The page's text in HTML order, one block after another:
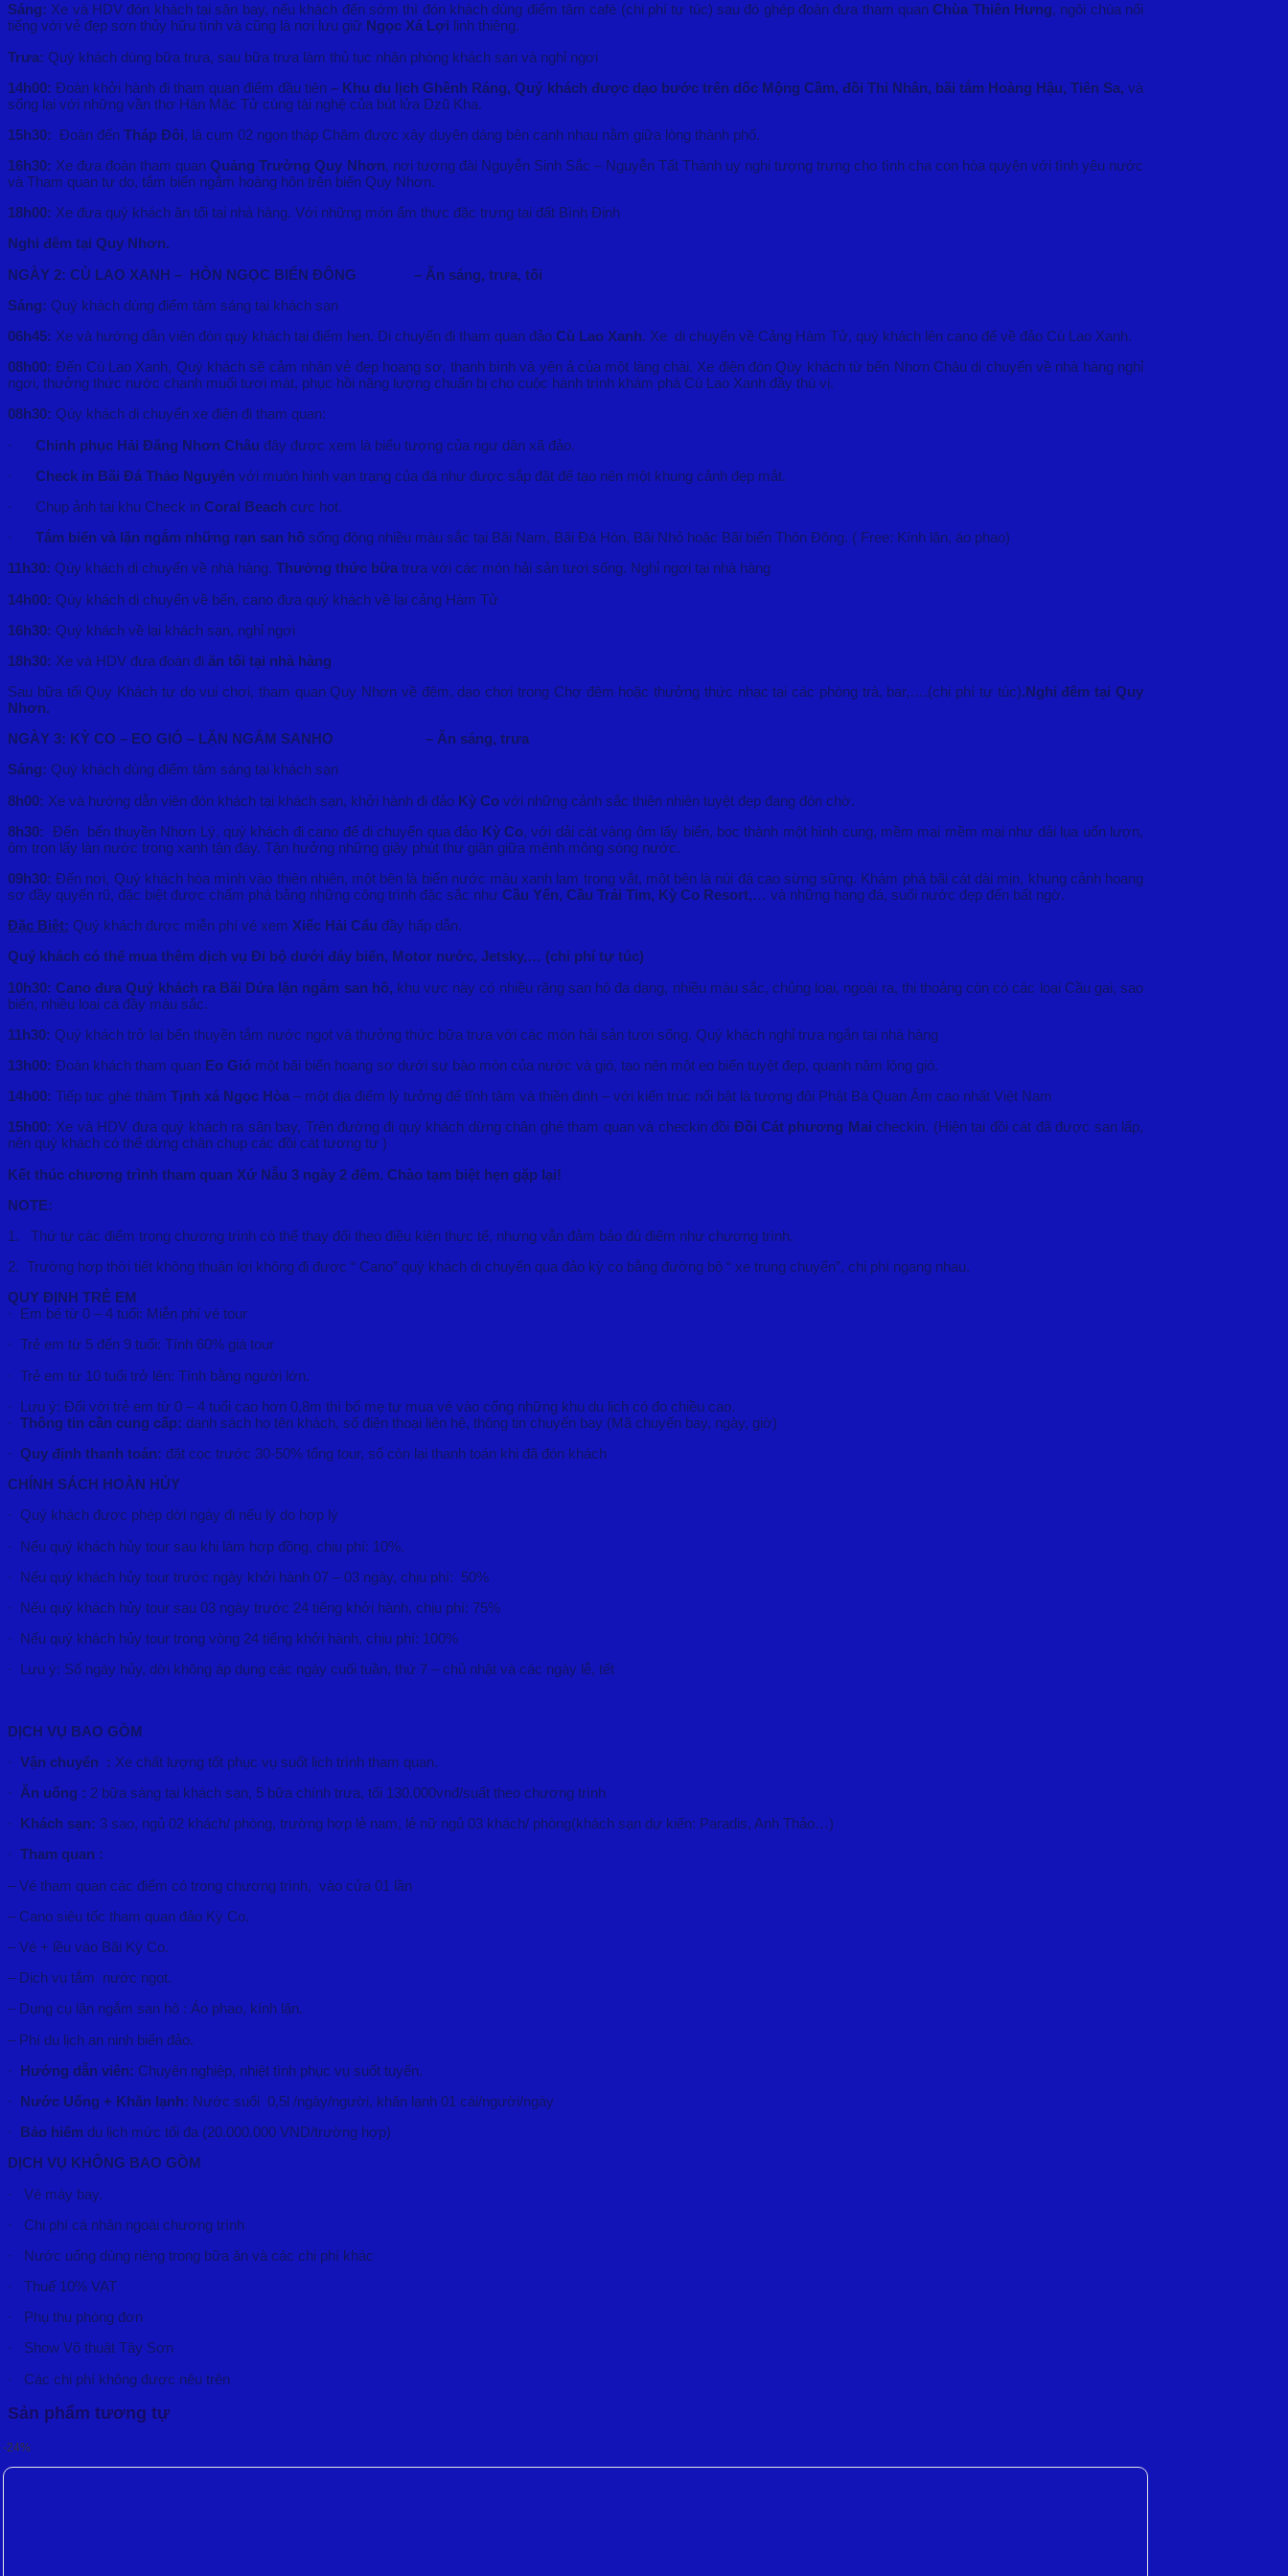
Sáng: Xe và HDV đón khách tại sân bay, nếu khách đến sớm thì đón khách dùng điểm tâm café (chi phí tự túc) sau đó ghép đoàn đưa tham quanChùa Thiên Hưng, ngôi chùa nổi
tiếng với vẻ đẹp sơn thủy hữu tình và cũng là nơi lưu giữ Ngọc Xá Lợi linh thiêng.
Trưa: Quý khách dùng bữa trưa, sau bữa trưa làm thủ tục nhận phòng khách sạn và nghỉ ngơi
14h00:Đoàn khởi hành đi tham quan điểm đầu tiên– Khu du lịch Ghềnh Ráng, Quý khách được dạo bước trên dốc Mộng Cầm, đồi Thi Nhân, bãi tắm Hoàng Hậu, Tiên Sa, và
sống lại với những vần thơ Hàn Mặc Tử cùng tài nghệ của bút lửa Dzũ Kha.
15h30: Đoàn đến Tháp Đôi, là cụm 02 ngọn tháp Chăm được xây duyên dáng bên cạnh nhau nằm giữa lòng thành phố.
16h30: Xe đưa đoàn tham quanQuảng Trường Quy Nhơn, nơi tượng đài Nguyễn Sinh Sắc – Nguyễn Tất Thành uy nghi tượng trưng cho tình cha con hòa quyện với tình yêu nước
và Tham quan tự do, tắm biển ngắm hoàng hôn trên biển Quy Nhơn.
18h00: Xe đưa quý khách ăn tối tại nhà hàng. Với những món ẩm thực đặc trưng tại đất Bình Định
Nghỉ đêm tại Quy Nhơn.
NGÀY 2: CÙ LAO XANH – HÒN NGỌC BIỂN ĐÔNG – Ăn sáng, trưa, tối
Sáng: Quý khách dùng điểm tâm sáng tại khách sạn
06h45: Xe và hướng dẫn viên đón quý khách tại điểm hẹn. Di chuyển đi tham quan đảo Cù Lao Xanh. Xe di chuyển về Cảng Hàm Tử, quý khách lên cano để về đảo Cù Lao Xanh.
08h00: Đến Cù Lao Xanh, Quý khách sẽ cảm nhận vẻ đẹp hoang sơ, thanh bình và yên ả của một làng chài. Xe điện đón Qúy khách từ bến Nhơn Châu di chuyển về nhà hàng nghỉ
ngơi, thưởng thức nước chanh muối tươi mát, phục hồi năng lượng chuẩn bị cho cuộc hành trình khám phá Cù Lao Xanh đầy thú vị.
08h30: Qúy khách di chuyển xe điện đi tham quan:
· Chinh phục Hải Đăng Nhơn Châu đây được xem là biểu tượng của ngư dân xã đảo.
· Check in Bãi Đá Thảo Nguyên với muôn hình vạn trạng của đá như được sắp đặt để tạo nên một khung cảnh đẹp mắt.
· Chụp ảnh tại khu Check in Coral Beach cực hot.
· Tắm biển và lặn ngắm những rạn san hô sống động nhiều màu sắc tại Bãi Nam, Bãi Đá Hòn, Bãi Nhỏ hoặc Bãi biển Thôn Đông. ( Free: Kính lặn, áo phao)
11h30: Qúy khách di chuyển về nhà hàng. Thưởng thức bữa trưa với các món hải sản tươi sống. Nghỉ ngơi tại nhà hàng
14h00: Qúy khách di chuyển về bến, cano đưa quý khách về lại cảng Hàm Tử
16h30: Quý khách về lại khách sạn, nghỉ ngơi
18h30: Xe và HDV đưa đoàn đi ăn tối tại nhà hàng
Sau bữa tối Quy Khách tự do vui chơi, tham quan Quy Nhơn về đêm, dạo chơi trong Chợ đêm hoặc thưởng thức nhạc tại các phòng trà, bar,….(chi phí tự túc).Nghỉ đêm tại Quy
Nhơn.
NGÀY 3: KỲ CO – EO GIÓ – LẶN NGẮM SANHO
– Ăn sáng, trưa
Sáng: Quý khách dùng điểm tâm sáng tại khách sạn
8h00: Xe và hướng dẫn viên đón khách tại khách sạn, khởi hành đi đảo Kỳ Co với những cảnh sắc thiên nhiên tuyệt đẹp đang đón chờ.
8h30: Đến bến thuyền Nhơn Lý, quý khách đi cano để di chuyển qua đảo Kỳ Co, với dải cát vàng ôm lấy biển, bọc thành một hình cung, mềm mại mềm mại như dải lụa uốn lượn,
ôm trọn lấy làn nước trong xanh tận đáy. Tận hưởng những giây phút thư giãn giữa mênh mông sóng nước.
09h30: Đến nơi, Quý khách hòa mình vào thiên nhiên, một bên là biển nước màu xanh lam trong vắt, một bên là núi đá cao sừng sững. Khám phá bãi cát dài mịn, khung cảnh hoang
sơ đầy quyến rũ, đặc biệt được chấm phá bằng những công trình đặc sắc như Cầu Yến, Cầu Trái Tim, Kỳ Co Resort,… và những hang đá, suối nước đẹp đến bất ngờ.
Đặc Biệt: Quý khách được miễn phí vé xem Xiếc Hải Cẩu đầy hấp dẫn.
Quý khách có thể mua thêm dịch vụ Đi bộ dưới đáy biển, Motor nước, Jetsky,… (chi phí tự túc)
10h30: Cano đưa Quý khách ra Bãi Dứa lặn ngắm san hô, khu vực này có nhiều rặng san hô đa dạng, nhiều màu sắc, chủng loại, ngoài ra, thi thoảng còn có các loại Cầu gai, sao
biển, nhiều loại cá đầy màu sắc.
11h30: Quý khách trở lại bến thuyền tắm nước ngọt và thưởng thức bữa trưa với các món hải sản tươi sống. Quý khách nghỉ trưa ngắn tại nhà hàng
13h00: Đoàn khách tham quan Eo Gió một bãi biển hoang sơ dưới sự bào mòn của nước và gió, tạo nên một eo biển tuyệt đẹp, quanh năm lộng gió.
14h00: Tiếp tục ghé thăm Tịnh xá Ngọc Hòa – một địa điểm lý tưởng để tĩnh tâm và thiền định – với kiến trúc nổi bật là tượng đôi Phật Bà Quan Âm cao nhất Việt Nam
15h00: Xe và HDV đưa quý khách ra sân bay, Trên đường đi quý khách dừng chân ghé tham quan và checkin đồi Đồi Cát phương Mai checkin. (Hiện tại đồi cát đã được san lấp,
nên quý khách có thể dừng chân chụp các đồi cát tương tự )
Kết thúc chương trình tham quan Xứ Nẫu 3 ngày 2 đêm. Chào tạm biệt hẹn gặp lại!
NOTE:
1. Thứ tự các điểm trong chương trình có thể thay đổi theo điều kiện thực tế, nhưng vẫn đảm bảo đủ điểm như chương trình.
2. Trường hợp thời tiết không thuận lợi không đi được “ Cano” quý khách di chuyển qua đảo kỳ co bằng đường bộ “ xe trung chuyển”, chi phí ngang nhau.
QUY ĐỊNH TRẺ EM
· Em bé từ 0 – 4 tuổi: Miễn phí vé tour
· Trẻ em từ 5 đến 9 tuổi: Tính 60% giá tour
· Trẻ em từ 10 tuổi trở lên: Tính bằng người lớn.
· Lưu ý: Đối với trẻ em từ 0 – 4 tuổi cao hơn 0,8m thì bố mẹ tự mua vé vào cổng những khu du lịch có đo chiều cao.
· Thông tin cần cung cấp: danh sách họ tên khách, số điện thoại liên hệ, thông tin chuyến bay (Mã chuyến bay, ngày, giờ)
· Quy định thanh toán: đặt cọc trước 30-50% tổng tour, số còn lại thanh toán khi đã đón khách
CHÍNH SÁCH HOÀN HỦY
· Quý khách được phép dời ngày đi nếu lý do hợp lý
· Nếu quý khách hủy tour sau khi làm hợp đồng, chịu phí: 10%.
· Nếu quý khách hủy tour trước ngày khởi hành 07 – 03 ngày, chịu phí: 50%
· Nếu quý khách hủy tour sau 03 ngày trước 24 tiếng khởi hành, chịu phí: 75%
· Nếu quý khách hủy tour trong vòng 24 tiếng khởi hành, chịu phí: 100%
· Lưu ý: Số ngày hủy, dời không áp dụng các ngày cuối tuần, thứ 7 – chủ nhật và các ngày lễ, tết
DỊCH VỤ BAO GỒM
· Vận chuyển : Xe chất lượng tốt phục vụ suốt lịch trình tham quan.
· Ăn uống : 2 bữa sáng tại khách sạn, 5 bữa chính trưa, tối 130.000vnđ/suất theo chương trình
· Khách sạn: 3 sao, ngủ 02 khách/ phòng, trường hợp lẻ nam, lẻ nữ ngủ 03 khách/ phòng(khách sạn dự kiến: Paradis, Anh Thảo…)
· Tham quan :
– Vé tham quan các điểm có trong chương trình, vào cửa 01 lần
– Cano siêu tốc tham quan đảo Kỳ Co.
– Vé + lều vào Bãi Kỳ Co.
– Dịch vụ tắm nước ngọt.
– Dụng cụ lặn ngắm san hô : Áo phao, kính lặn.
– Phí du lịch an ninh biển đảo.
· Hướng dẫn viên: Chuyên nghiệp, nhiệt tình phục vụ suốt tuyến.
· Nước Uống + Khăn lạnh: Nước suối 0,5l /ngày/người, khăn lạnh 01 cái/người/ngày
· Bảo hiểm du lịch mức tối đa (20.000.000 VND/trường hợp)
DỊCH VỤ KHÔNG BAO GỒM
· Vé máy bay.
· Chi phí cá nhân ngoài chương trình
· Nước uống dùng riêng trong bữa ăn và các chi phí khác
· Thuế 10% VAT
· Phụ thu phòng đơn
· Show Võ thuật Tây Sơn
· Các chi phí không được nêu trên
Sản phẩm tương tự
-24%